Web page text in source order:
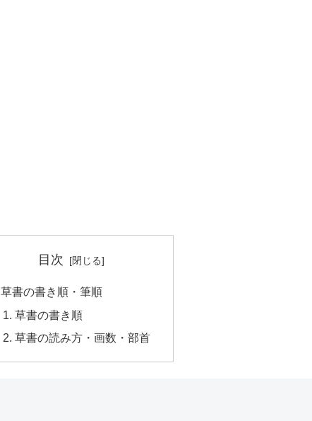
目次
草書の書き順・筆順
草書の書き順
草書の読み方・画数・部首